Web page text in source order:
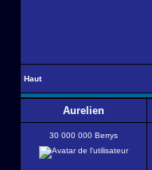
Haut
Aurelien
30 000 000 Berrys